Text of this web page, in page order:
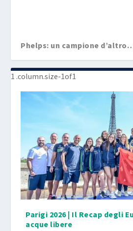
Phelps: un campione
Parigi 2026 | Il Recap degli
acque libere